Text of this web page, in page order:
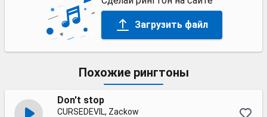
Загрузить файл
Похожие рингтоны
Don't stop
CURSEDEVIL, Zackow